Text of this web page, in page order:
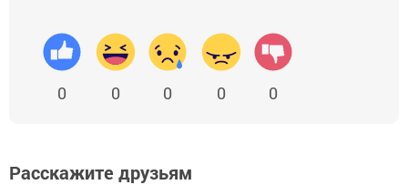
0 0 0 0 0
Расскажите друзьям